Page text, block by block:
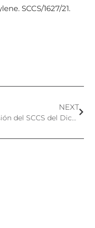
SCCS/1627/21.
NEXT
Revisión del SCCS del Dictamen Sobre la Vitamina A